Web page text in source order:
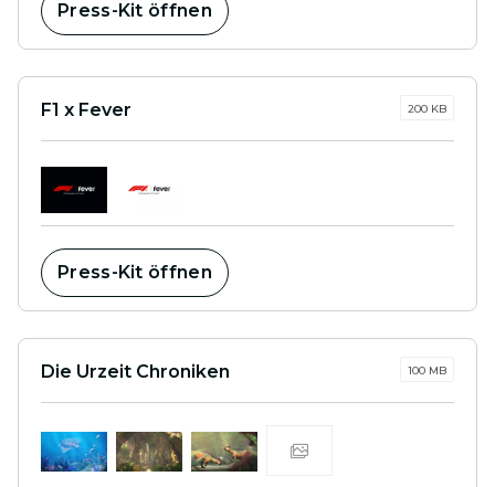
Press-Kit öffnen
F1 x Fever 200 KB
Press-Kit öffnen
Die Urzeit Chroniken 100 MB